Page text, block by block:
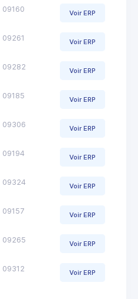
09160 Voir ERP
09261 Voir ERP
09282 Voir ERP
09185 Voir ERP
09306 Voir ERP
09194 Voir ERP
09324 Voir ERP
09157 Voir ERP
09265 Voir ERP
09312 Voir ERP